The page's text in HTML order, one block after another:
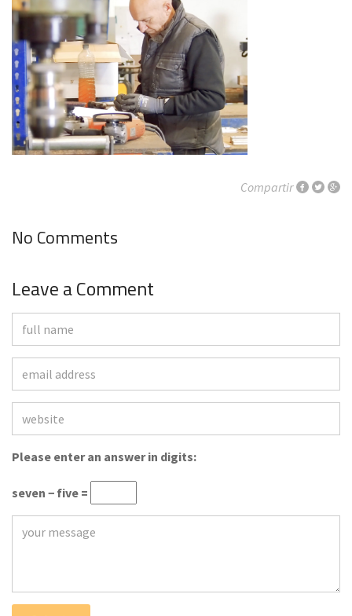
Compartir
No Comments
Leave a Comment
Please enter an answer in digits:
seven − five =